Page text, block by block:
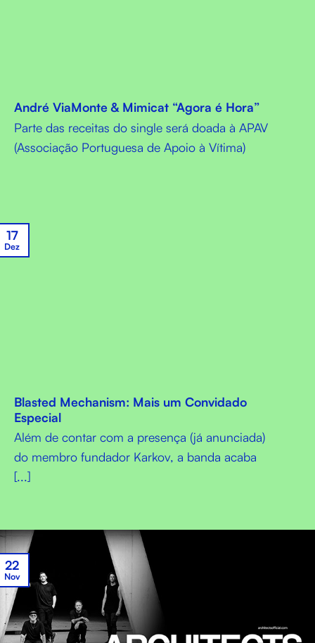
André ViaMonte & Mimicat “Agora é Hora”
Parte das receitas do single será doada à APAV
(Associação Portuguesa de Apoio à Vítima)
Blasted Mechanism: Mais um Convidado
Especial
Além de contar com a presença (já anunciada)
do membro fundador Karkov, a banda acaba
[...]
17
Dez
22
Nov